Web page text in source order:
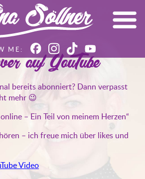
auf YouTube
bereits abonniert? Dann verpasst
mehr 😉
– Ein Teil von meinem Herzen“
– ich freue mich über likes und
Video